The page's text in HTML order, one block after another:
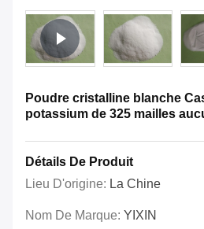
Poudre cristalline blanche
potassium de 325 mailles
Détails De Produit
Lieu D'origine: La Chine
Nom De Marque: YIXIN